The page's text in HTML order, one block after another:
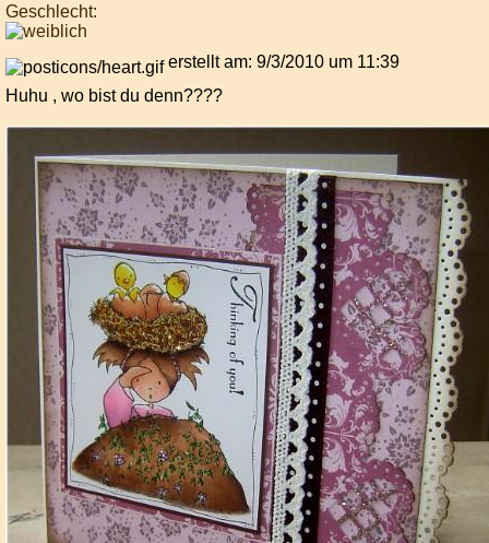
Geschlecht:
erstellt am: 9/3/2010 um 11:39
Huhu , wo bist du denn????